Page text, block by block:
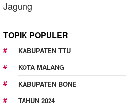
TOPIK POPULER
KABUPATEN TTU
KOTA MALANG
KABUPATEN BONE
TAHUN 2024